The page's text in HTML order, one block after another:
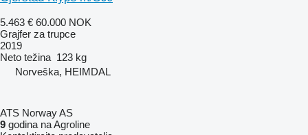
5.463 € 60.000 NOK
Grajfer za trupce
2019
Neto težina 123 kg
Norveška, HEIMDAL
ATS Norway AS
9 godina na Agroline